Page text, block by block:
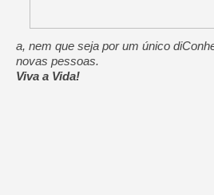
a, nem que seja por um único di
novas pessoas.
Viva a Vida!